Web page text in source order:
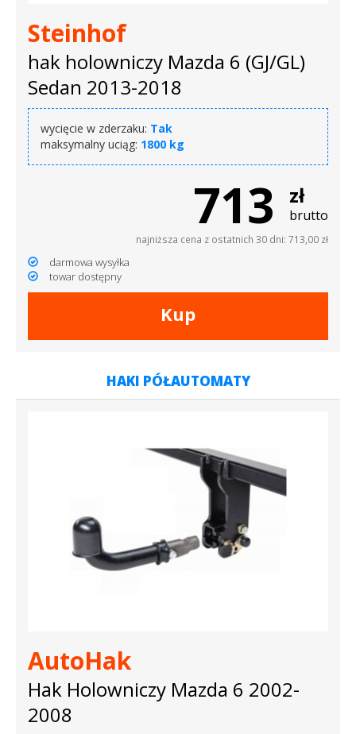
Steinhof
hak holowniczy Mazda 6 (GJ/GL)
Sedan 2013-2018
wycięcie w zderzaku: Tak
maksymalny uciąg: 1800 kg
713 zł
brutto
najniższa cena z ostatnich 30 dni: 713,00 zł
darmowa wysyłka
towar dostępny
Kup
HAKI PÓŁAUTOMATY
AutoHak
Hak Holowniczy Mazda 6 2002-
2008